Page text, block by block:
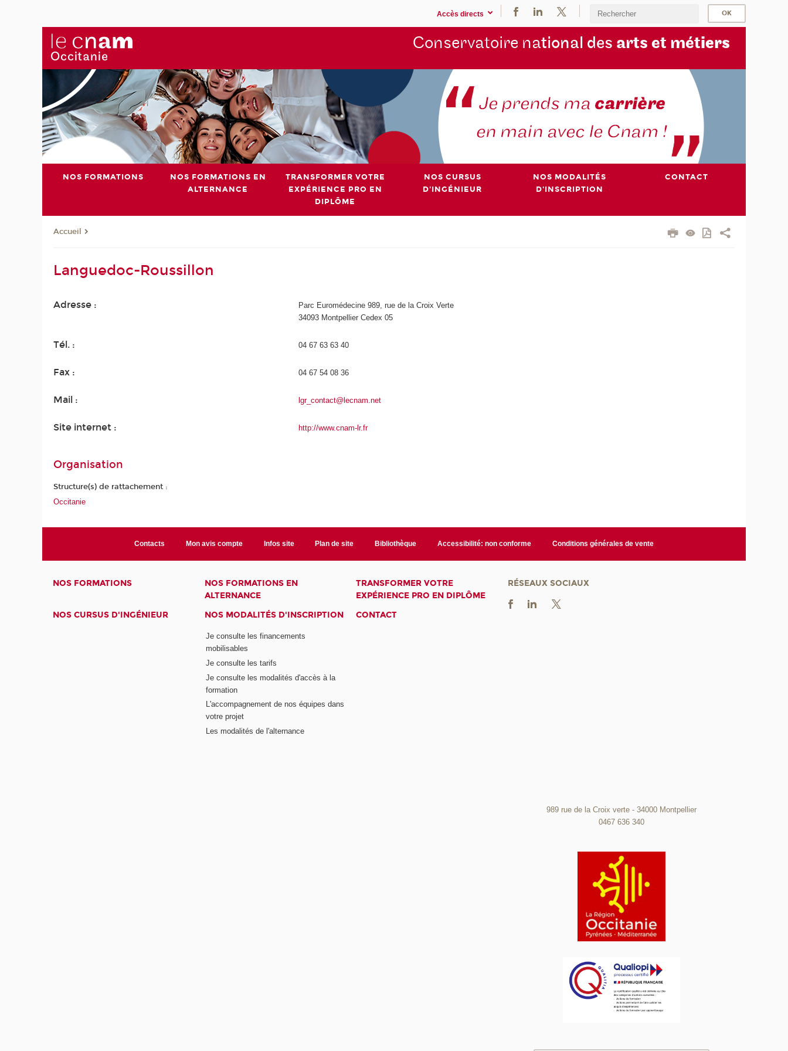
Accès directs
Conservatoire national des arts et métiers
NOS FORMATIONS
NOS FORMATIONS EN
ALTERNANCE
TRANSFORMER VOTRE
EXPÉRIENCE PRO EN
DIPLÔME
NOS CURSUS
D'INGÉNIEUR
NOS MODALITÉS
D'INSCRIPTION
CONTACT
Accueil
Languedoc-Roussillon
Adresse :
Parc Euromédecine 989, rue de la Croix Verte
34093 Montpellier Cedex 05
Tél. : 04 67 63 63 40
Fax : 04 67 54 08 36
Mail : lgr_contact@lecnam.net
Site internet : http://www.cnam-lr.fr
Organisation
Structure(s) de rattachement :
Occitanie
Contacts Mon avis compte Infos site Plan de site Bibliothèque Accessibilité: non conforme Conditions générales de vente
NOS FORMATIONS
NOS FORMATIONS EN
ALTERNANCE
TRANSFORMER VOTRE
EXPÉRIENCE PRO EN DIPLÔME
NOS CURSUS D'INGÉNIEUR
NOS MODALITÉS D'INSCRIPTION
Je consulte les financements
mobilisables
Je consulte les tarifs
Je consulte les modalités d'accès à la
formation
L'accompagnement de nos équipes dans
votre projet
Les modalités de l'alternance
CONTACT
RÉSEAUX SOCIAUX
989 rue de la Croix verte - 34000 Montpellier
0467 636 340